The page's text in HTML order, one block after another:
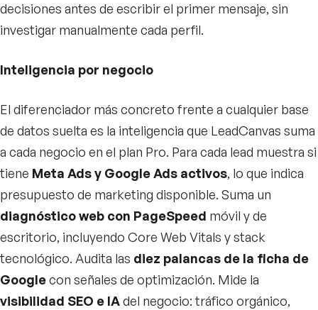
decisiones antes de escribir el primer mensaje, sin
investigar manualmente cada perfil.
Inteligencia por negocio
El diferenciador más concreto frente a cualquier base
de datos suelta es la inteligencia que LeadCanvas suma
a cada negocio en el plan Pro. Para cada lead muestra si
tiene Meta Ads y Google Ads activos, lo que indica
presupuesto de marketing disponible. Suma un
diagnóstico web con PageSpeed móvil y de
escritorio, incluyendo Core Web Vitals y stack
tecnológico. Audita las diez palancas de la ficha de
Googlecon señales de optimización. Mide la
visibilidad SEO e IAdel negocio: tráfico orgánico,